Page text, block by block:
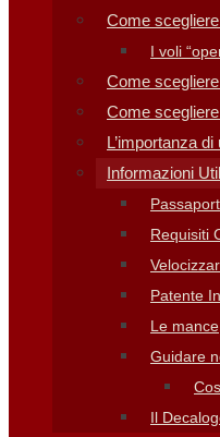
Come
I voli
Come
Come scegliere
L’importanza
Informazioni
Requisiti
Patente
Le mance
Guidare
Il